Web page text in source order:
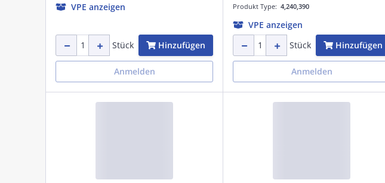
VPE anzeigen
Stück Hinzufügen
Anmelden
Produkt Type: 4,240,390
VPE anzeigen
Stück
Hinzufügen
Anmelden